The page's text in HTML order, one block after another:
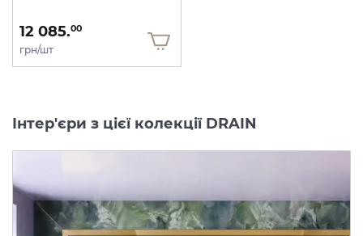
12 085.00
грн/шт
Інтер'єри з цієї колекції DRAIN